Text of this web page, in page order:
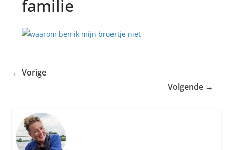
familie
← Vorige
Volgende →